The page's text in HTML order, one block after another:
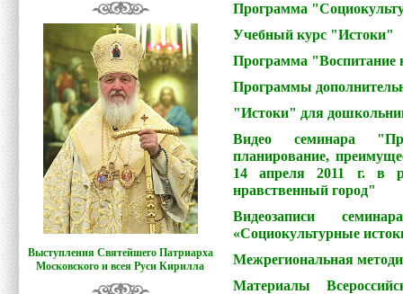
Выступления Святейшего Патриарха
Московского и всея Руси Кирилла
Программа
Учебный курс "Истоки"
Программа "Воспитание
Программы
"Истоки" для
Видео семинара
планирование,
14 апреля 2011 г. в
нравственный город"
Видеозаписи
«Социокультурные
Межрегиональная
Материалы